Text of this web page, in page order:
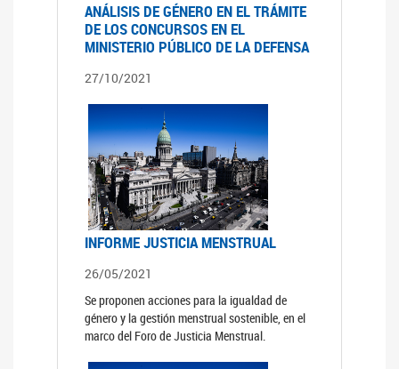
ANÁLISIS DE GÉNERO EN EL TRÁMITE
DE LOS CONCURSOS EN EL
MINISTERIO PÚBLICO DE LA DEFENSA
27/10/2021
INFORME JUSTICIA MENSTRUAL
26/05/2021
Se proponen acciones para la igualdad de
género y la gestión menstrual sostenible, en el
marco del Foro de Justicia Menstrual.